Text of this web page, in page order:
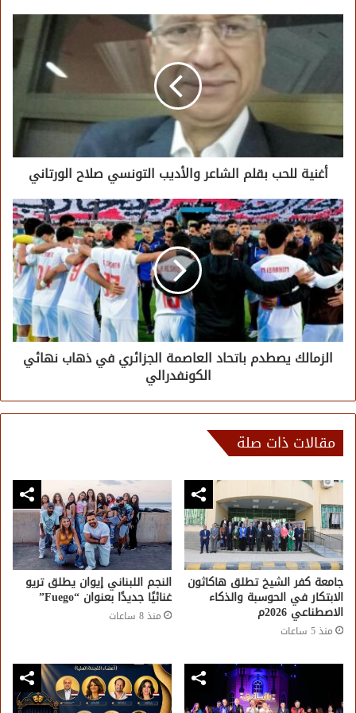
أغنية للحب بقلم الشاعر والأديب التونسي صلاح الورتاني
الزمالك يصطدم باتحاد العاصمة الجزائري في ذهاب نهائي
الكونفدرالي
مقالات ذات صلة
جامعة كفر الشيخ تطلق هاكاثون
الابتكار في الحوسبة والذكاء
الاصطناعي 2026م
منذ 5 ساعات
النجم اللبناني إيوان يطلق تريو
غنائيًا جديدًا بعنوان “Fuego”
منذ 8 ساعات